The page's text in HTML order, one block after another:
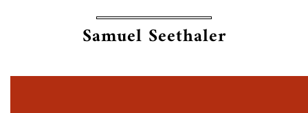
Samuel Seethaler